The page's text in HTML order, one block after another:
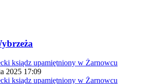
2025 17:09